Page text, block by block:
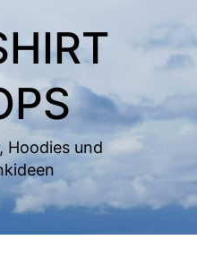
Hoodies und